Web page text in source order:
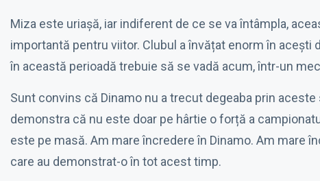
Miza este uriașă, iar indiferent de ce se va întâmpla,
importantă pentru viitor. Clubul a învățat enorm în
în această perioadă trebuie să se vadă acum, într-un
Sunt convins că Dinamo nu a trecut degeaba prin
demonstra că nu este doar pe hârtie o forță a
este pe masă. Am mare încredere în Dinamo. Am mare
care au demonstrat-o în tot acest timp.